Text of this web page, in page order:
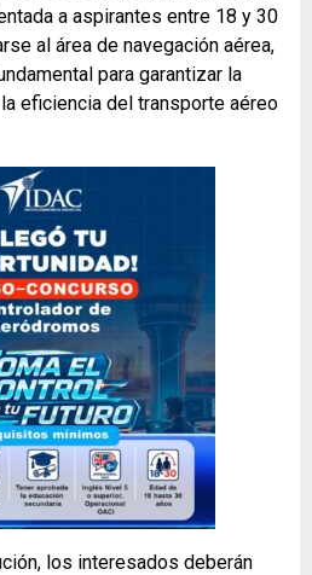
a aspirantes entre 18 y 30
al área de navegación aérea,
para garantizar la
eficiencia del transporte aéreo
los interesados deberán